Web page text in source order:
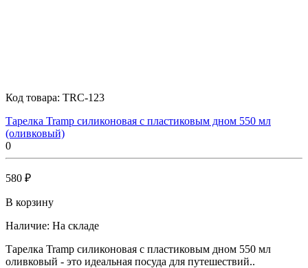
Код товара: TRC-123
Тарелка Tramp силиконовая с пластиковым дном 550 мл
(оливковый)
0
580 ₽
В корзину
Наличие: На складе
Тарелка Tramp силиконовая с пластиковым дном 550 мл
оливковый - это идеальная посуда для путешествий..